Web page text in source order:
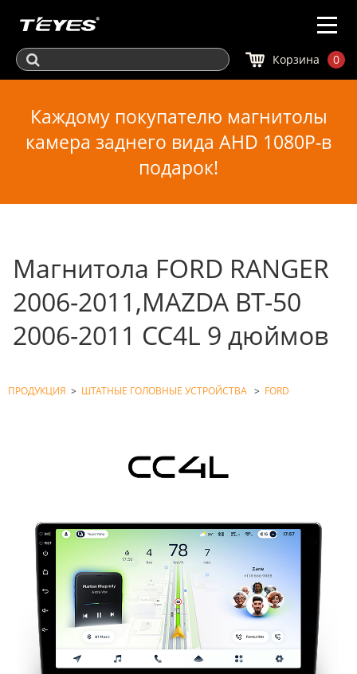
Корзина 0
Каждому покупателю магнитолы
камера заднего вида AHD 1080P-в
подарок!
Магнитола FORD RANGER
2006-2011,MAZDA BT-50
2006-2011 CC4L 9 дюймов
ПРОДУКЦИЯ > ШТАТНЫЕ ГОЛОВНЫЕ УСТРОЙСТВА > FORD